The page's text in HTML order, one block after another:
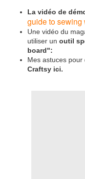
La vidéo de
guide to sewing
Une vidéo du
utiliser un outil
board":
Mes astuces pour
Craftsy ici.